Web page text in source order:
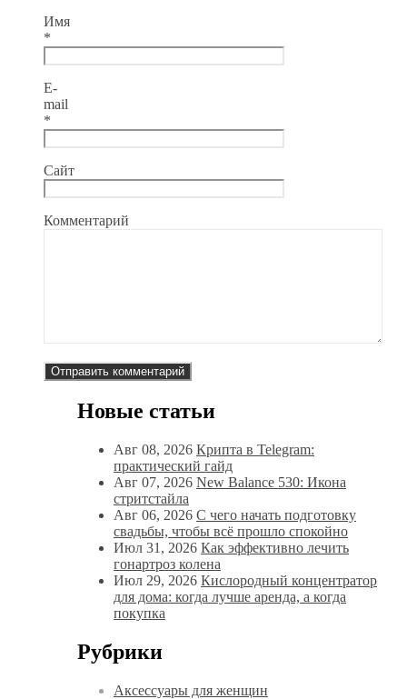
Имя
*
E-
mail
*
Сайт
Комментарий
Новые статьи
Авг 08, 2026 Крипта в Telegram:
практический гайд
Авг 07, 2026 New Balance 530: Икона
стритстайла
Авг 06, 2026 С чего начать подготовку
свадьбы, чтобы всё прошло спокойно
Июл 31, 2026 Как эффективно лечить
гонартроз колена
Июл 29, 2026 Кислородный концентратор
для дома: когда лучше аренда, а когда
покупка
Рубрики
Аксессуары для женщин